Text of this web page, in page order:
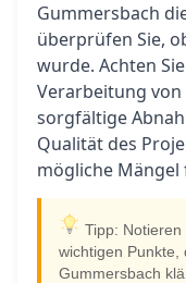
Gummersbach
überprüfen Sie,
wurde. Achten
Verarbeitung von
sorgfältige
Qualität des
mögliche
Tipp:
wichtigen Punkte,
Gummersbach